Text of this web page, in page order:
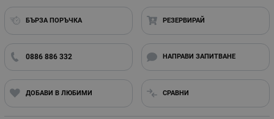
БЪРЗА ПОРЪЧКА РЕЗЕРВИРАЙ
0886 886 332 НАПРАВИ ЗАПИТВАНЕ
ДОБАВИ В ЛЮБИМИ СРАВНИ